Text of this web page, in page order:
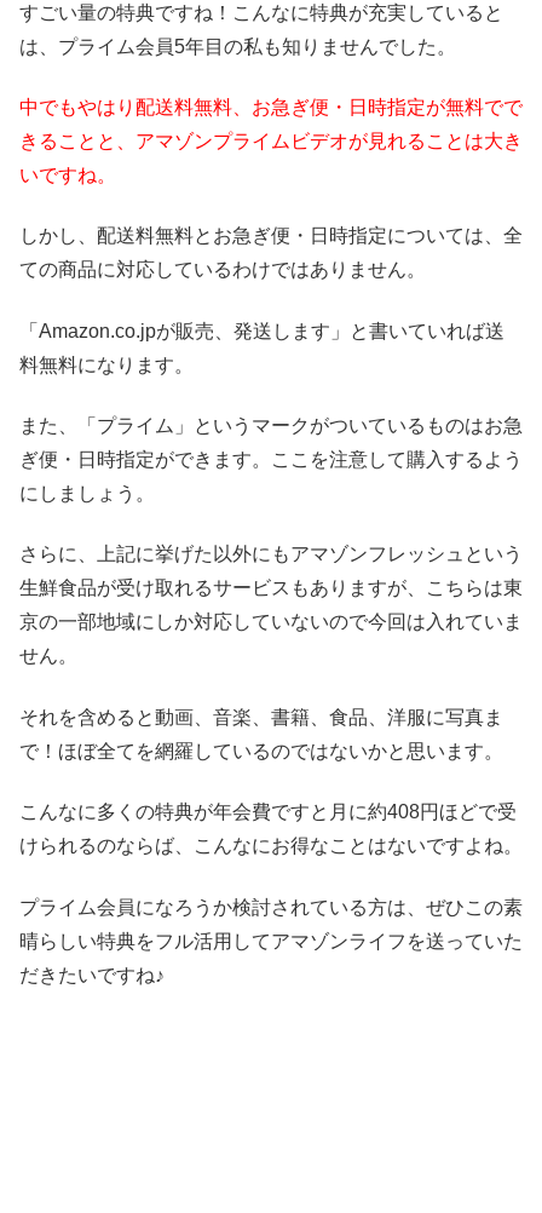
すごい量の特典ですね！こんなに特典が充実していると
は、プライム会員5年目の私も知りませんでした。
中でもやはり配送料無料、お急ぎ便・日時指定が無料でで
きることと、アマゾンプライムビデオが見れることは大き
いですね。
しかし、配送料無料とお急ぎ便・日時指定については、全
ての商品に対応しているわけではありません。
「Amazon.co.jpが販売、発送します」と書いていれば送
料無料になります。
また、「プライム」というマークがついているものはお急
ぎ便・日時指定ができます。ここを注意して購入するよう
にしましょう。
さらに、上記に挙げた以外にもアマゾンフレッシュという
生鮮食品が受け取れるサービスもありますが、こちらは東
京の一部地域にしか対応していないので今回は入れていま
せん。
それを含めると動画、音楽、書籍、食品、洋服に写真ま
で！ほぼ全てを網羅しているのではないかと思います。
こんなに多くの特典が年会費ですと月に約408円ほどで受
けられるのならば、こんなにお得なことはないですよね。
プライム会員になろうか検討されている方は、ぜひこの素
晴らしい特典をフル活用してアマゾンライフを送っていた
だきたいですね♪